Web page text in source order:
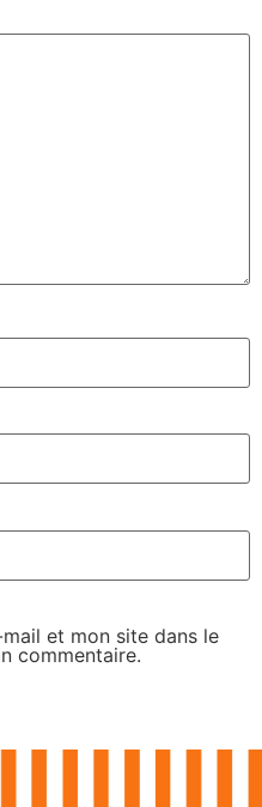
et mon site dans le
commentaire.